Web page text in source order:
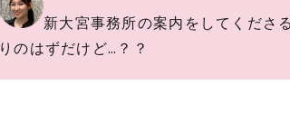
新大宮事務所の案内をしてくださ
りのはずだけど…？？